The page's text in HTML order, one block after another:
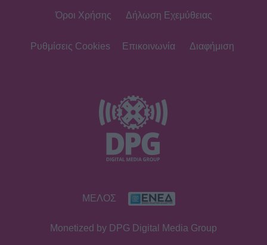
Όροι Χρήσης Δήλωση Εχεμύθειας
Ρυθμίσεις Cookies Επικοινωνία Διαφήμιση
ΜΕΛΟΣ
Monetized by DPG Digital Media Group